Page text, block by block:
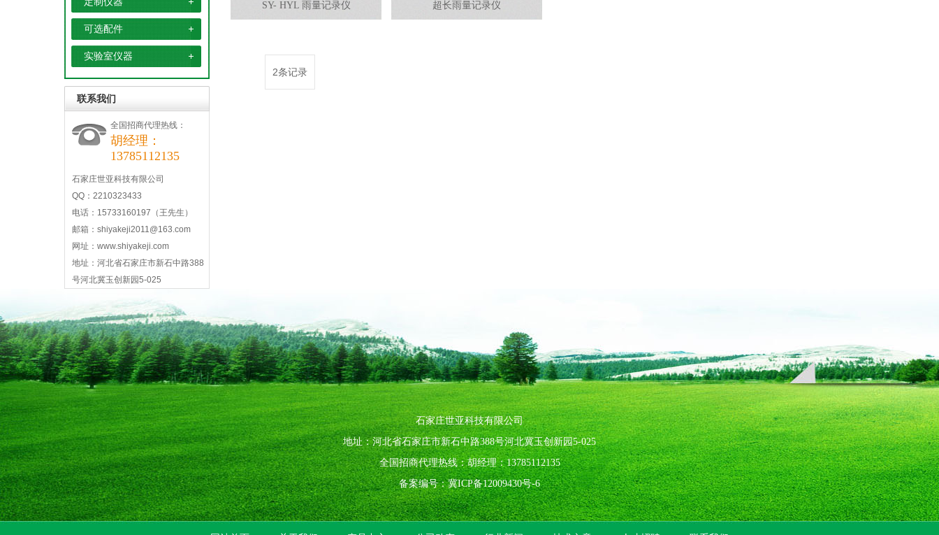
可选配件
实验室仪器
联系我们
全国招商代理热线：
胡经理：
13785112135
石家庄世亚科技有限公司
QQ：2210323433
电话：15733160197（王先生）
邮箱：shiyakeji2011@163.com
网址：www.shiyakeji.com
地址：河北省石家庄市新石中路388
号河北冀玉创新园5-025
SY- HYL 雨量记录仪 超长雨量记录仪
2条记录
石家庄世亚科技有限公司
地址：河北省石家庄市新石中路388号河北冀玉创新园5-025
全国招商代理热线：胡经理：13785112135
备案编号：冀ICP备12009430号-6